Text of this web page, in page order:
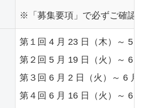
※「募集要項」で必ずご確認
第１回 4 月 23 日（木）～ 5
第２回 5 月 19 日（火）～ 6
第３回 6 月 2 日（火）～ 6
第４回 6 月 16 日（火）～ 6